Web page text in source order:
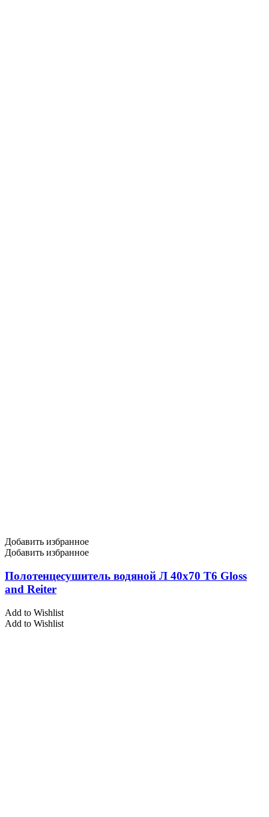
Добавить избранное
Добавить избранное
Полотенцесушитель водяной Л 40х70 Т6 Gloss
and Reiter
Add to Wishlist
Add to Wishlist